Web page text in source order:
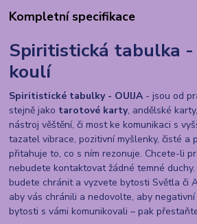
Kompletní specifikace
Spiritistická tabulka -
koulí
Spiritistické tabulky - OUIJA- jsou od
stejně jako tarotové karty, andělské
nástroj věštění, či most ke komunikaci s
tazatel vibrace, pozitivní myšlenky, čisté a
přitahuje to, co s ním rezonuje. Chcete-li
nebudete kontaktovat žádné temné
budete chránit a vyzvete bytosti Světla či
aby vás chránili a nedovolte, aby
bytosti s vámi komunikovali – pak